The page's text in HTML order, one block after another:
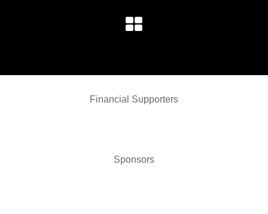
Financial Supporters
Sponsors